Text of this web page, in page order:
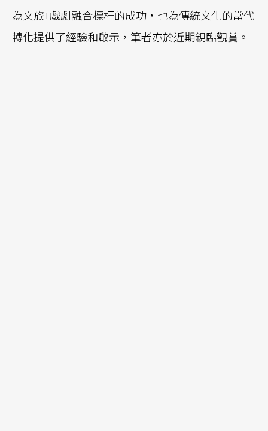
為文旅+戲劇融合標杆的成功，也為傳統文化的當代
轉化提供了經驗和啟示，筆者亦於近期親臨觀賞。